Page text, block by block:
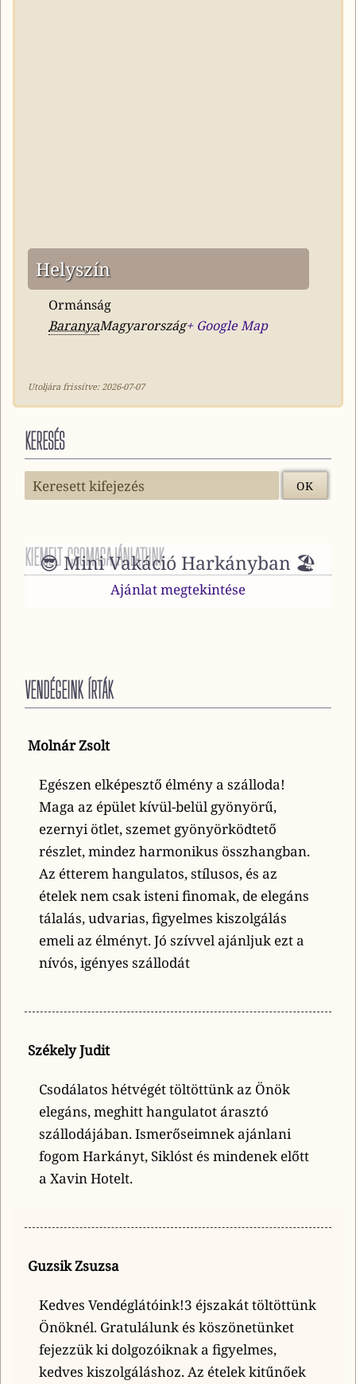
Helyszín
Ormánság
BaranyaMagyarország+ Google Map
Utoljára frissítve:2026-07-07
KERESÉS
KIEMELT CSOMAGAJÁNLATUNK
😎 Mini Vakáció Harkányban 🏖️
Ajánlat megtekintése
VENDÉGEINK ÍRTÁK
Molnár Zsolt
Egészen elképesztő élmény a szálloda!
Maga az épület kívül-belül gyönyörű,
ezernyi ötlet, szemet gyönyörködtető
részlet, mindez harmonikus összhangban.
Az étterem hangulatos, stílusos, és az
ételek nem csak isteni finomak, de elegáns
tálalás, udvarias, figyelmes kiszolgálás
emeli az élményt. Jó szívvel ajánljuk ezt a
nívós, igényes szállodát
Székely Judit
Csodálatos hétvégét töltöttünk az Önök
elegáns, meghitt hangulatot árasztó
szállodájában. Ismerőseimnek ajánlani
fogom Harkányt, Siklóst és mindenek előtt
a Xavin Hotelt.
Guzsik Zsuzsa
Kedves Vendéglátóink!3 éjszakát töltöttünk
Önöknél. Gratulálunk és köszönetünket
fejezzük ki dolgozóiknak a figyelmes,
kedves kiszolgáláshoz. Az ételek kitűnőek